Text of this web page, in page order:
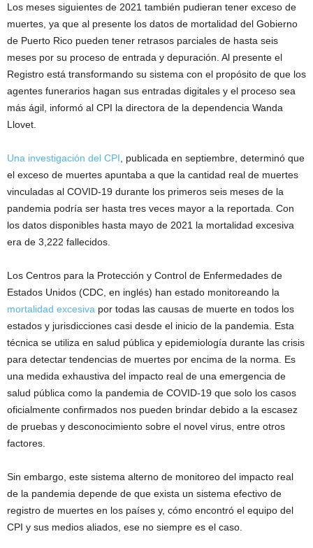
Los meses siguientes de 2021 también pudieran tener exceso de
muertes, ya que al presente los datos de mortalidad del Gobierno
de Puerto Rico pueden tener retrasos parciales de hasta seis
meses por su proceso de entrada y depuración. Al presente el
Registro está transformando su sistema con el propósito de que los
agentes funerarios hagan sus entradas digitales y el proceso sea
más ágil, informó al CPI la directora de la dependencia Wanda
Llovet.
Una investigación del CPI , publicada en septiembre, determinó que
el exceso de muertes apuntaba a que la cantidad real de muertes
vinculadas al COVID-19 durante los primeros seis meses de la
pandemia podría ser hasta tres veces mayor a la reportada. Con
los datos disponibles hasta mayo de 2021 la mortalidad excesiva
era de 3,222 fallecidos.
Los Centros para la Protección y Control de Enfermedades de
Estados Unidos (CDC, en inglés) han estado monitoreando la
mortalidad excesiva por todas las causas de muerte en todos los
estados y jurisdicciones casi desde el inicio de la pandemia. Esta
técnica se utiliza en salud pública y epidemiología durante las crisis
para detectar tendencias de muertes por encima de la norma. Es
una medida exhaustiva del impacto real de una emergencia de
salud pública como la pandemia de COVID-19 que solo los casos
oficialmente confirmados nos pueden brindar debido a la escasez
de pruebas y desconocimiento sobre el novel virus, entre otros
factores.
Sin embargo, este sistema alterno de monitoreo del impacto real
de la pandemia depende de que exista un sistema efectivo de
registro de muertes en los países y, cómo encontró el equipo del
CPI y sus medios aliados, ese no siempre es el caso.